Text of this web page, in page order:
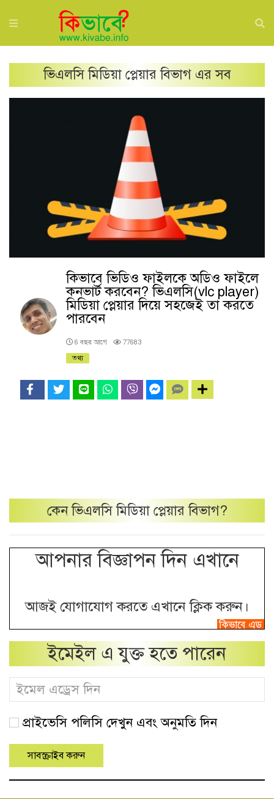
ভিএলসি মিডিয়া প্লেয়ারবিভাগ এর সব
কিভাবে ভিডিও ফাইলকে অডিও ফাইলে
কনভার্ট করবেন? ভিএলসি(vlc player)
মিডিয়া প্লেয়ার দিয়ে সহজেই তা করতে
পারবেন
6 বছর আগে
77683
তথ্য
কেনভিএলসি মিডিয়া প্লেয়ারবিভাগ?
আপনার বিজ্ঞাপন দিন এখানে
আজই যোগাযোগ করতে এখানে ক্লিক করুন।
ইমেইল এ যুক্ত হতে পারেন
প্রাইভেসি পলিসি দেখুন এবং অনুমতি দিন